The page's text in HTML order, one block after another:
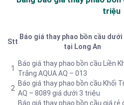
triệu
Stt
Báo giá thay phao bồn cầu
tại Long An
1
Báo giá thay phao bồn cầu Liền
Trắng AQUA AQ – 013
2
Báo giá thay phao bồn cầu Khối
AQ – 8089 giá dưới 3 triệu
Báo giá thay phao bồn cầu giá rẻ